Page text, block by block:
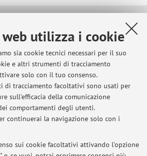
utilizza i cookie
sia cookie tecnici necessari per il suo
e altri strumenti di tracciamento
solo con il tuo consenso.
di tracciamento facoltativi sono usati per
sull'efficacia della comunicazione
comportamenti degli utenti.
continuerai la navigazione solo con i
sui cookie facoltativi attivando l'opzione
"Giacomo Ciamician"
-Vai alla mappa